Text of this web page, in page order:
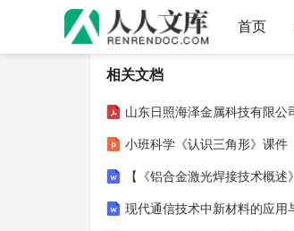
首页
相关文档
小班科学《认识三角形》课件